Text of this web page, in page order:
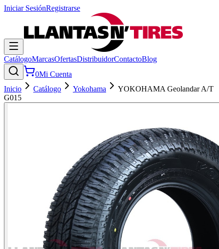
Iniciar SesiónRegistrarse
CatálogoMarcasOfertasDistribuidorContactoBlog
0Mi Cuenta
Inicio
Catálogo Yokohama
YOKOHAMA Geolandar A/T
G015